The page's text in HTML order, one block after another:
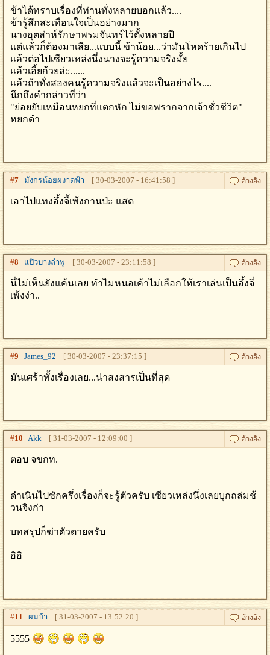
ข้าได้ทราบเรื่องที่ท่านทั่งหลายบอกแล้ว....
ข้ารู้สึกสะเทือนใจเป็นอย่างมาก
นางอุตส่าห์รักษาพรมจันทร์ไว้ตั้งหลายปี
แต่แล้วก็ต้องมาเสีย...แบบนี้ ข้าน้อย...ว่ามันโหดร้ายเกินไป
แล้วต่อไปเซียวเหล่งนึ่งนางจะรู้ความจริงมั้ย
แล้วเอี้ยก้วยล่ะ......
แล้วถ้าทั่งสองคนรู้ความจริงแล้วจะเป็นอย่างไร....
นึกถึงคำกล่าวที่ว่า
"ย่อยยับเหมือนหยกที่แตกหัก ไม่ขอพรากจากเจ้าชั่วชีวิต"
หยกดำ
#7 มังกรน้อยผงาดฟ้า [ 30-03-2007 - 16:41:58 ]
เอาไปแทงอึ้งจี้เพ้งกานป่ะ แสด
#8 แป๊วบางลำพู [ 30-03-2007 - 23:11:58 ]
นี่ไม่เห็นยังแค้นเลย ทำไมหนอเค้าไม่เลือกให้เราเล่นเป็นอึ้งจี่
เพ้งง่า..
#9 James_92 [ 30-03-2007 - 23:37:15 ]
มันเศร้าทั้งเรื่องเลย...น่าสงสารเป็นที่สุด
#10 Akk [ 31-03-2007 - 12:09:00 ]
ตอบ จขกท.
ดำเนินไปซักครึ่งเรื่องก็จะรู้ตัวครับ เซียวเหล่งนึ่งเลยบุกถล่มช้
วนจิงก่า
บทสรุปก็ฆ่าตัวตายครับ
อิอิ
#11 ผมบ้า [ 31-03-2007 - 13:52:20 ]
5555